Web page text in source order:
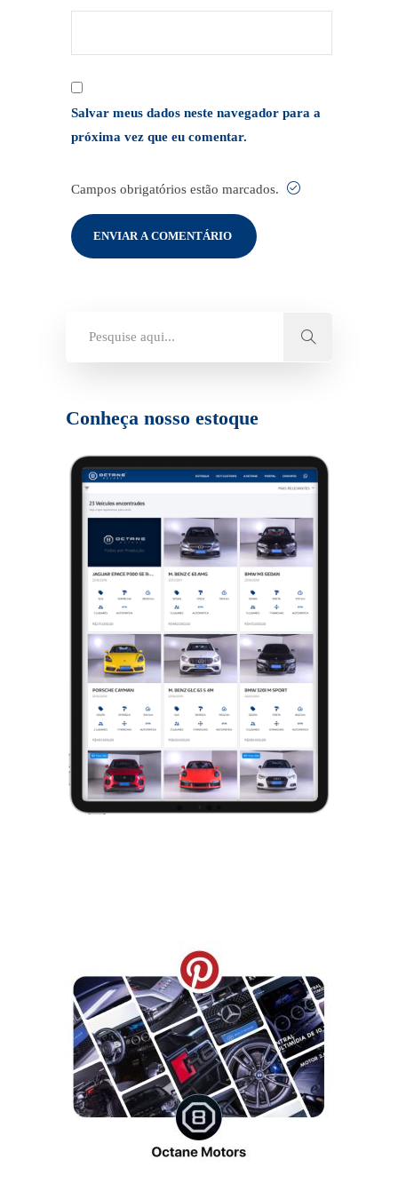
Salvar meus dados neste navegador para a
próxima vez que eu comentar.
Campos obrigatórios estão marcados.
Conheça nosso estoque